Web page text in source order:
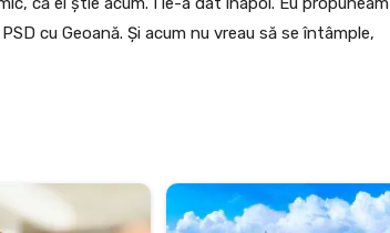
cu Geoană. Și acum nu vreau să se întâmple,